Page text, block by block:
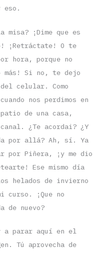
eso.
misa? ¡Dime que es
¡Retráctate! O te
hora, porque no
Si no, te dejo
celular. Como
nos perdimos en
de una casa,
¿Te acordai? ¿Y
por allá? Ah, sí. Ya
por Piñera, ¡y me dio
Ese mismo día
helados de invierno
curso. ¡Que no
de nuevo?
a parar aquí en el
Tú aprovecha de